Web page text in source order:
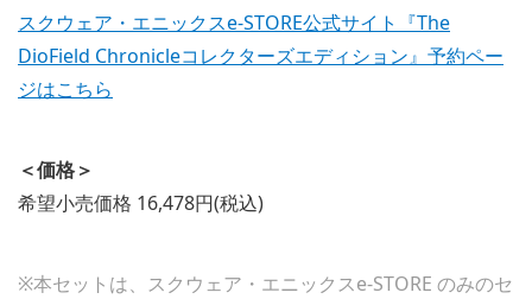
スクウェア・エニックスe-STORE公式サイト『The
DioField Chronicleコレクターズエディション』予約ペー
ジはこちら
＜価格＞
希望小売価格 16,478円(税込)
※本セットは、スクウェア・エニックスe-STORE のみのセ